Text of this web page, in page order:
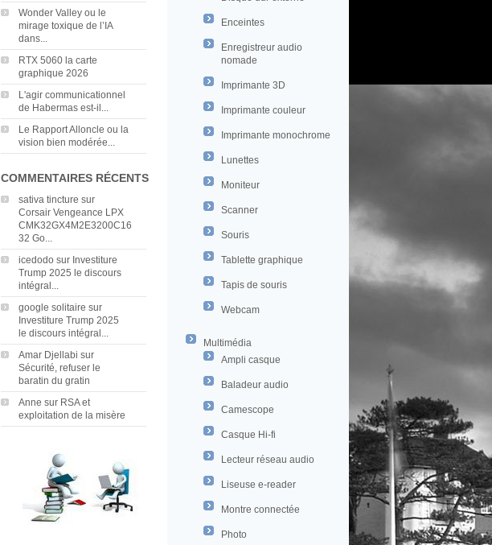
Enceintes
Enregistreur audio
nomade
Imprimante 3D
Imprimante couleur
Imprimante monochrome
Lunettes
Moniteur
Scanner
Souris
Tablette graphique
Tapis de souris
Webcam
Multimédia
Ampli casque
Baladeur audio
Camescope
Casque Hi-fi
Lecteur réseau audio
Liseuse e-reader
Montre connectée
Photo
Wonder Valley ou le
mirage toxique de l’IA
dans...
RTX 5060 la carte
graphique 2026
L'agir communicationnel
de Habermas est-il...
Le Rapport Alloncle ou la
vision bien modérée...
COMMENTAIRES RÉCENTS
sativa tincture sur
Corsair Vengeance LPX
CMK32GX4M2E3200C16
32 Go...
icedodo sur Investiture
Trump 2025 le discours
intégral...
google solitaire sur
Investiture Trump 2025
le discours intégral...
Amar Djellabi sur
Sécurité, refuser le
baratin du gratin
Anne sur RSA et
exploitation de la misère